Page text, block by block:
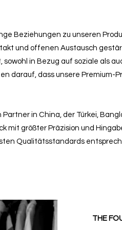
Beziehungen zu unseren
und offenen Austausch
in Bezug auf soziale als
darauf, dass unsere Premium-
in China, der Türkei,
mit größter Präzision und
Qualitätsstandards
THE